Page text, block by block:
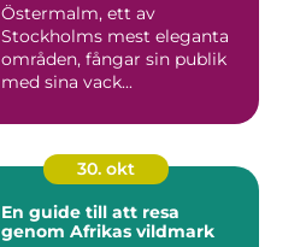
Östermalm, ett av
Stockholms mest eleganta
områden, fångar sin publik
med sina vack...
30. okt
En guide till att resa
genom Afrikas vildmark